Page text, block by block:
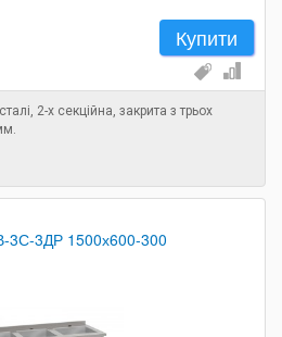
Купити
2-х секційна, закрита з трьох
3ДР 1500х600-300